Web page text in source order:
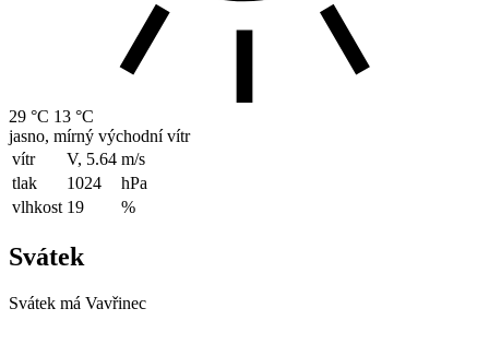
29 °C 13 °C
jasno, mírný východní vítr
vítr
V, 5.64 m/s
tlak
1024
hPa
vlhkost 19 %
Svátek
Svátek má Vavřinec